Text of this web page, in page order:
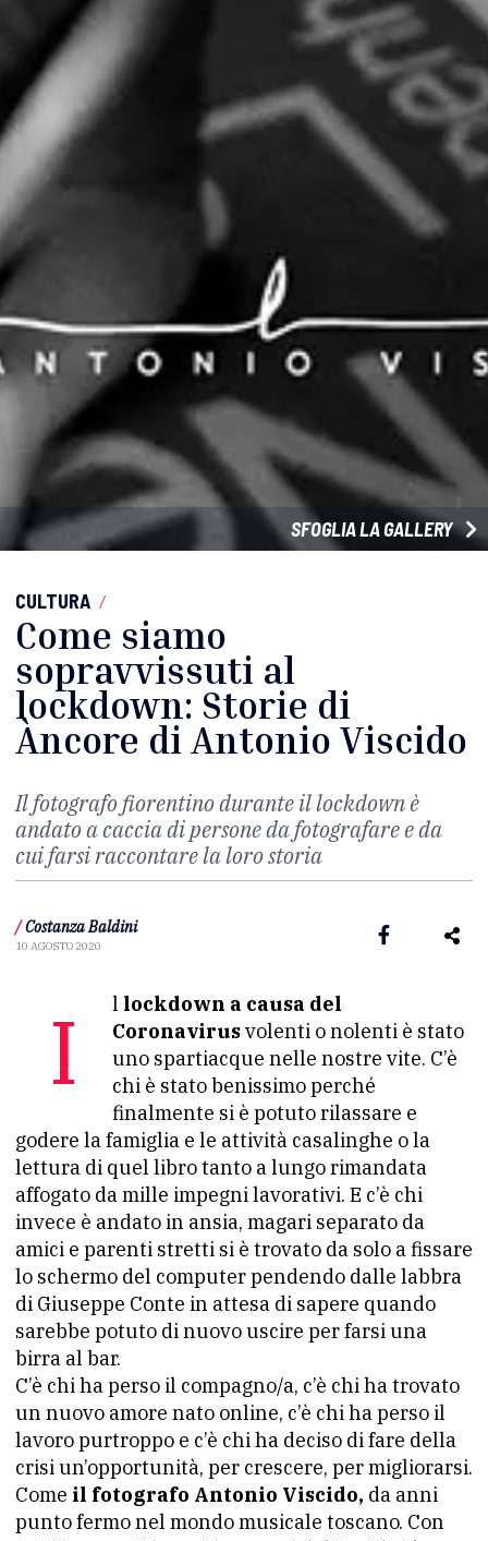
SFOGLIA LA GALLERY
CULTURA /
Come siamo
sopravvissuti al
lockdown: Storie di
Àncore di Antonio Viscido
Il fotografo fiorentino durante il lockdown è
andato a caccia di persone da fotografare e da
cui farsi raccontare la loro storia
/ Costanza Baldini
10 AGOSTO 2020
Il lockdown a causa del
Coronavirusvolenti o nolenti è stato
uno spartiacque nelle nostre vite. C’è
chi è stato benissimo perché
finalmente si è potuto rilassare e
godere la famiglia e le attività casalinghe o la
lettura di quel libro tanto a lungo rimandata
affogato da mille impegni lavorativi. E c’è chi
invece è andato in ansia, magari separato da
amici e parenti stretti si è trovato da solo a fissare
lo schermo del computer pendendo dalle labbra
di Giuseppe Conte in attesa di sapere quando
sarebbe potuto di nuovo uscire per farsi una
birra al bar.
C’è chi ha perso il compagno/a, c’è chi ha trovato
un nuovo amore nato online, c’è chi ha perso il
lavoro purtroppo e c’è chi ha deciso di fare della
crisi un’opportunità, per crescere, per migliorarsi.
Come il fotografo Antonio Viscido, da anni
punto fermo nel mondo musicale toscano. Con